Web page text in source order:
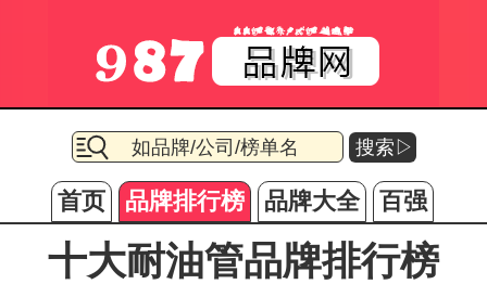
搜索▷
首页 品牌排行榜 品牌大全 百强
十大耐油管品牌排行榜